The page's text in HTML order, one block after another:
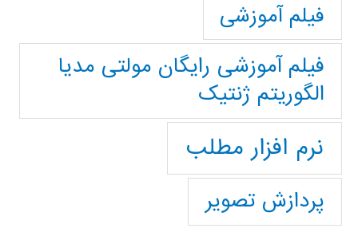
فیلم آموزشی
فیلم آموزشی رایگان مولتی مدیا
الگوریتم ژنتیک
نرم افزار مطلب
پردازش تصویر